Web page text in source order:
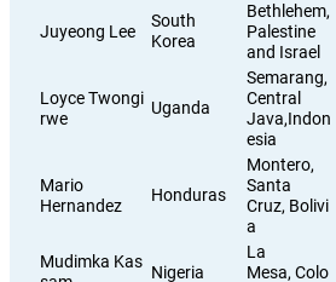
Juyeong Lee
South
Korea
Bethlehem,
Palestine
and Israel
Loyce Twongi
rwe
Uganda
Semarang,
Central
Java,Indon
esia
Mario
Hernandez
Honduras
Montero,
Santa
Cruz, Bolivi
a
Mudimka Kas
Nigeria
La
Mesa, Colo